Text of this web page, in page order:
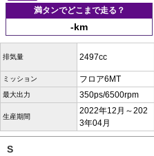
満タンでどこまで走る？
-km
排気量 2497cc
ミッション フロア6MT
最大出力 350ps/6500rpm
生産期間
2022年12月～202
3年04月
S